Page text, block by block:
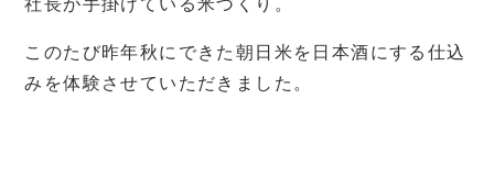
このたび昨年秋にできた朝日米を日本酒にする仕込
みを体験させていただきました。